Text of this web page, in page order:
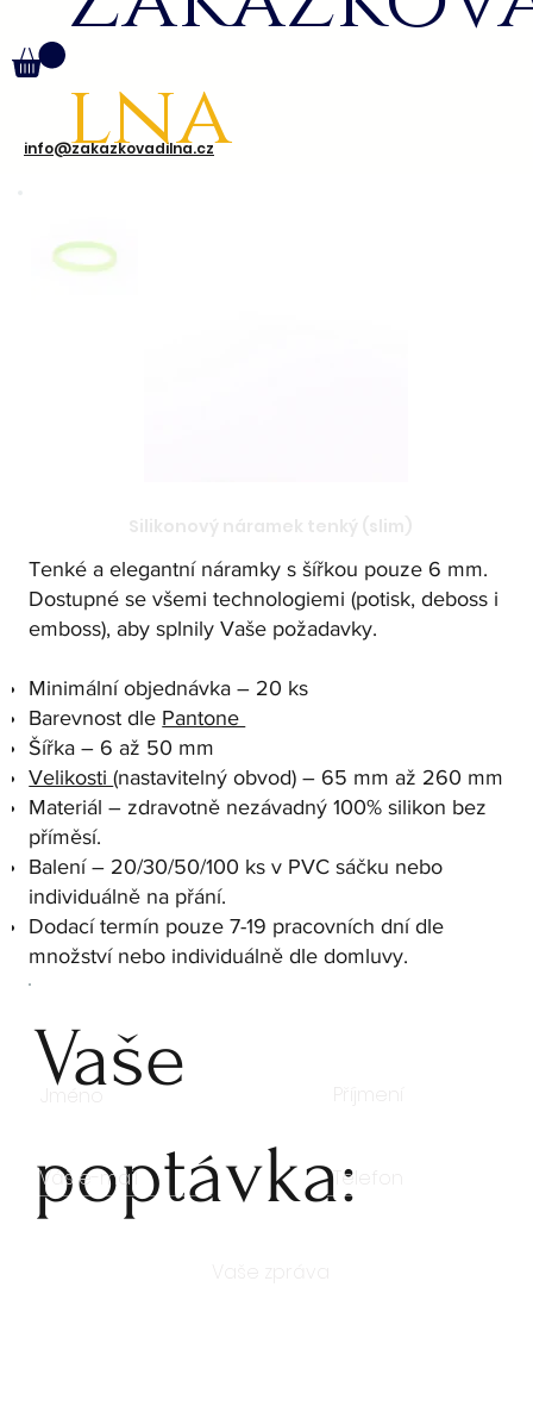
info@zakazkovadilna.cz
lna
Tenké a elegantní náramky s šířkou pouze 6 mm.
Dostupné se všemi technologiemi (potisk, deboss i
emboss), aby splnily Vaše požadavky.
Minimální objednávka – 20 ks
Barevnost dle Pantone
Šířka – 6 až 50 mm
Velikosti(nastavitelný obvod) – 65 mm až 260 mm
Materiál – zdravotně nezávadný 100% silikon bez
příměsí.
Balení – 20/30/50/100 ks v PVC sáčku nebo
individuálně na přání.
Dodací termín pouze 7-19 pracovních dní dle
množství nebo individuálně dle domluvy.
Vaše
poptávka: